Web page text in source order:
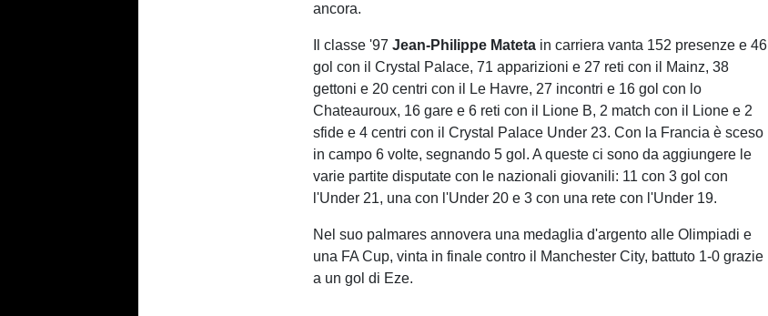
ancora.
Il classe '97Jean-Philippe Mateta in carriera vanta 152 presenze e 46
gol con il Crystal Palace, 71 apparizioni e 27 reti con il Mainz, 38
gettoni e 20 centri con il Le Havre, 27 incontri e 16 gol con lo
Chateauroux, 16 gare e 6 reti con il Lione B, 2 match con il Lione e 2
sfide e 4 centri con il Crystal Palace Under 23. Con la Francia è sceso
in campo 6 volte, segnando 5 gol. A queste ci sono da aggiungere le
varie partite disputate con le nazionali giovanili: 11 con 3 gol con
l'Under 21, una con l'Under 20 e 3 con una rete con l'Under 19.
Nel suo palmares annovera una medaglia d'argento alle Olimpiadi e
una FA Cup, vinta in finale contro il Manchester City, battuto 1-0 grazie
a un gol di Eze.